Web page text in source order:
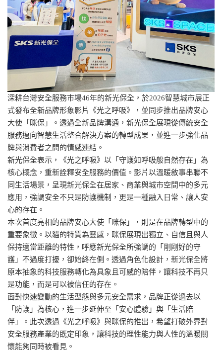
深耕台灣安全服務市場46年的新光保全，於2026智慧城市展正
式發布全新品牌形象影片《光之呼吸》，並同步推出品牌安心
大使「咪保」。透過全新品牌溝通，新光保全展現從傳統安全
服務邁向智慧生活整合解決方案的轉型成果，並進一步強化品
牌與消費者之間的情感連結。
新光保全表示，《光之呼吸》以「守護如呼吸般自然存在」為
核心概念，重新詮釋安全服務的價值。影片以溫暖敘事串聯不
同生活場景，呈現新光保全在居家、商業與城市空間中的多元
應用，強調安全不只是防護機制，更是一種融入日常、讓人安
心的存在。
本次首度亮相的品牌安心大使「咪保」，則是在品牌轉型中的
重要象徵。以貓的特質為靈感，咪保展現出獨立、自信且與人
保持適當距離的特性，呼應新光保全所強調的「剛剛好的守
護」不過度打擾，卻始終在側。透過角色化設計，新光保全將
原本抽象的科技服務轉化為具象且可感的陪伴，讓科技不再只
是功能，而是可以被信任的存在。
面對快速變動的生活型態與多元安全需求，品牌正從過去以
「防護」為核心，進一步延伸至「安心體驗」與「生活陪
伴」。此次透過《光之呼吸》與咪保的推出，希望打破外界對
安全服務產業的既定印象，讓科技的理性能力與人性的溫暖關
懷能夠同時被看見。